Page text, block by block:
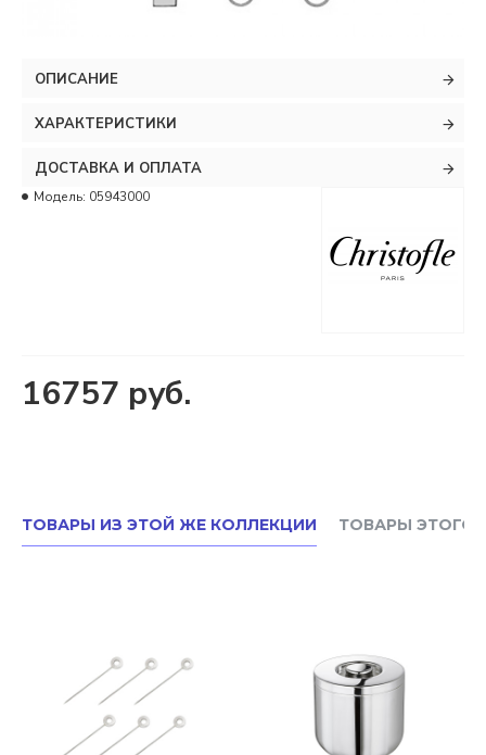
ОПИСАНИЕ
ХАРАКТЕРИСТИКИ
ДОСТАВКА И ОПЛАТА
16757 руб.
Модель: 05943000
ТОВАРЫ ИЗ ЭТОЙ ЖЕ КОЛЛЕКЦИИ ТОВАРЫ ЭТОГО